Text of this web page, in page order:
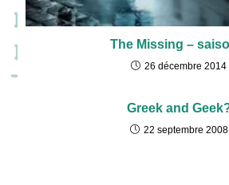
The Missing –
26 décembre 2014
Greek and
22 septembre 2008